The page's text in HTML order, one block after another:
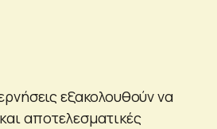
εξακολουθούν να
αποτελεσματικές